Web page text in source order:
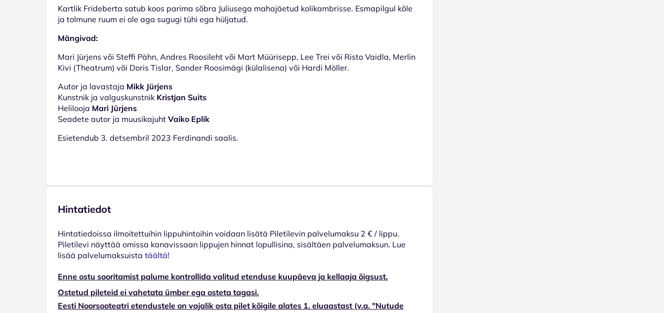
Kartlik Frideberta satub koos parima sõbra Juliusega mahajäetud kolikambrisse. Esmapilgul kõle
ja tolmune ruum ei ole aga sugugi tühi ega hüljatud.
Mängivad:
Mari Jürjens või Steffi Pähn, Andres Roosileht või Mart Müürisepp, Lee Trei või Risto Vaidla, Merlin
Kivi (Theatrum) või Doris Tislar, Sander Roosimägi (külalisena) või Hardi Möller.
Autor ja lavastaja Mikk Jürjens
Kunstnik ja valguskunstnik Kristjan Suits
Helilooja Mari Jürjens
Seadete autor ja muusikajuht Vaiko Eplik
Esietendub 3. detsembril 2023 Ferdinandi saalis.
Hintatiedot
Hinta­tiedoissa ilmoitettuihin lippuhintoihin voidaan lisätä Piletilevin palvelumaksu 2 € / lippu.
Piletilevi näyttää omissa kanavissaan lippujen hinnat lopullisina, sisältäen palvelumaksun. Lue
lisää palvelumaksuista täältä!
Enne ostu sooritamist palume kontrollida valitud etenduse kuupäeva ja kellaaja õigsust.
Ostetud pileteid ei vahetata ümber ega osteta tagasi.
Eesti Noorsooteatri etendustele on vajalik osta pilet kõigile alates 1. eluaastast (v.a. "Nutude